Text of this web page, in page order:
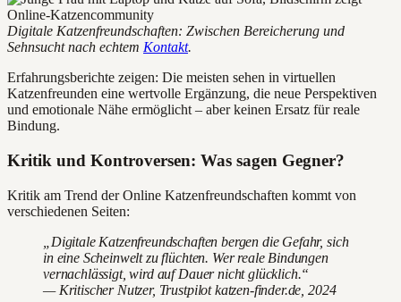
Digitale Katzenfreundschaften: Zwischen Bereicherung und
Sehnsucht nach echtem Kontakt.
Erfahrungsberichte zeigen: Die meisten sehen in virtuellen
Katzenfreunden eine wertvolle Ergänzung, die neue Perspektiven
und emotionale Nähe ermöglicht – aber keinen Ersatz für reale
Bindung.
Kritik und Kontroversen: Was sagen Gegner?
Kritik am Trend der Online Katzenfreundschaften kommt von
verschiedenen Seiten:
„Digitale Katzenfreundschaften bergen die Gefahr, sich
in eine Scheinwelt zu flüchten. Wer reale Bindungen
vernachlässigt, wird auf Dauer nicht glücklich.“
— Kritischer Nutzer, Trustpilot katzen-finder.de, 2024